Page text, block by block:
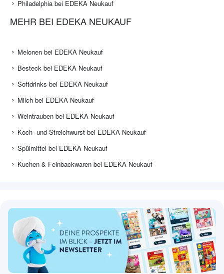
Philadelphia bei EDEKA Neukauf
MEHR BEI EDEKA NEUKAUF
Melonen bei EDEKA Neukauf
Besteck bei EDEKA Neukauf
Softdrinks bei EDEKA Neukauf
Milch bei EDEKA Neukauf
Weintrauben bei EDEKA Neukauf
Koch- und Streichwurst bei EDEKA Neukauf
Spülmittel bei EDEKA Neukauf
Kuchen & Feinbackwaren bei EDEKA Neukauf